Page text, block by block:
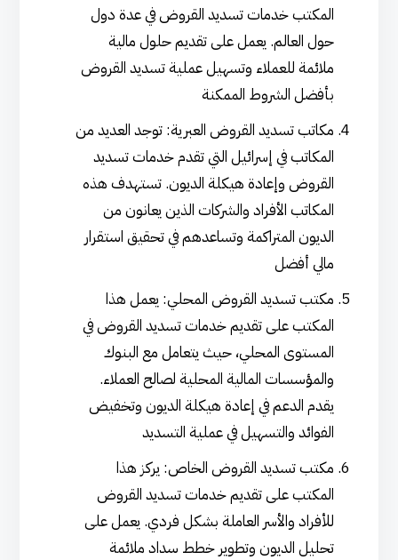
المكتب خدمات تسديد القروض في عدة دول
حول العالم. يعمل على تقديم حلول مالية
ملائمة للعملاء وتسهيل عملية تسديد القروض
بأفضل الشروط الممكنة
مكاتب تسديد القروض العبرية: توجد العديد من
المكاتب في إسرائيل التي تقدم خدمات تسديد
القروض وإعادة هيكلة الديون. تستهدف هذه
المكاتب الأفراد والشركات الذين يعانون من
الديون المتراكمة وتساعدهم في تحقيق استقرار
مالي أفضل
مكتب تسديد القروض المحلي: يعمل هذا
المكتب على تقديم خدمات تسديد القروض في
المستوى المحلي، حيث يتعامل مع البنوك
والمؤسسات المالية المحلية لصالح العملاء.
يقدم الدعم في إعادة هيكلة الديون وتخفيض
الفوائد والتسهيل في عملية التسديد
مكتب تسديد القروض الخاص: يركز هذا
المكتب على تقديم خدمات تسديد القروض
للأفراد والأسر العاملة بشكل فردي. يعمل على
تحليل الديون وتطوير خطط سداد ملائمة